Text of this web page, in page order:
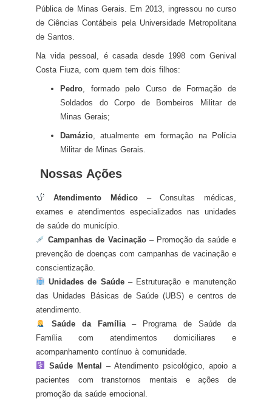
Pública de Minas Gerais. Em 2013, ingressou no curso
de Ciências Contábeis pela Universidade Metropolitana
de Santos.
Na vida pessoal, é casada desde 1998 com Genival
Costa Fiuza, com quem tem dois filhos:
Pedro , formado pelo Curso de Formação de
Soldados do Corpo de Bombeiros Militar de
Minas Gerais;
Damázio , atualmente em formação na Polícia
Militar de Minas Gerais.
Nossas Ações
Atendimento Médico – Consultas médicas,
exames e atendimentos especializados nas unidades
de saúde do município.
Campanhas de Vacinação– Promoção da saúde e
prevenção de doenças com campanhas de vacinação e
conscientização.
Unidades de Saúde– Estruturação e manutenção
das Unidades Básicas de Saúde (UBS) e centros de
atendimento.
Saúde da Família– Programa de Saúde da
Família com atendimentos domiciliares e
acompanhamento contínuo à comunidade.
Saúde Mental
– Atendimento psicológico, apoio a
pacientes com transtornos mentais e ações de
promoção da saúde emocional.